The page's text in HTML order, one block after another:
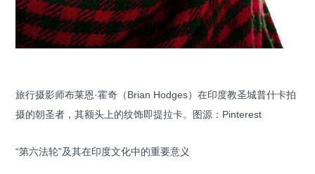
旅行摄影师布莱恩·霍奇（Brian Hodges）在印度教圣城普什卡拍
摄的朝圣者，其额头上的纹饰即提拉卡。图源：Pinterest
“第六法轮”及其在印度文化中的重要意义